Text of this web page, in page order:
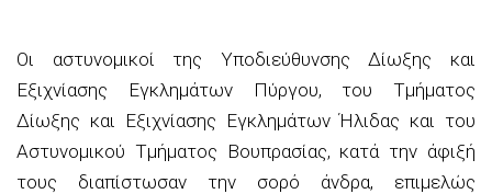
Οι αστυνομικοί της Υποδιεύθυνσης Δίωξης και
Εξιχνίασης Εγκλημάτων Πύργου, του Τμήματος
Δίωξης και Εξιχνίασης Εγκλημάτων Ήλιδας και του
Αστυνομικού Τμήματος Βουπρασίας, κατά την άφιξή
τους διαπίστωσαν την σορό άνδρα, επιμελώς